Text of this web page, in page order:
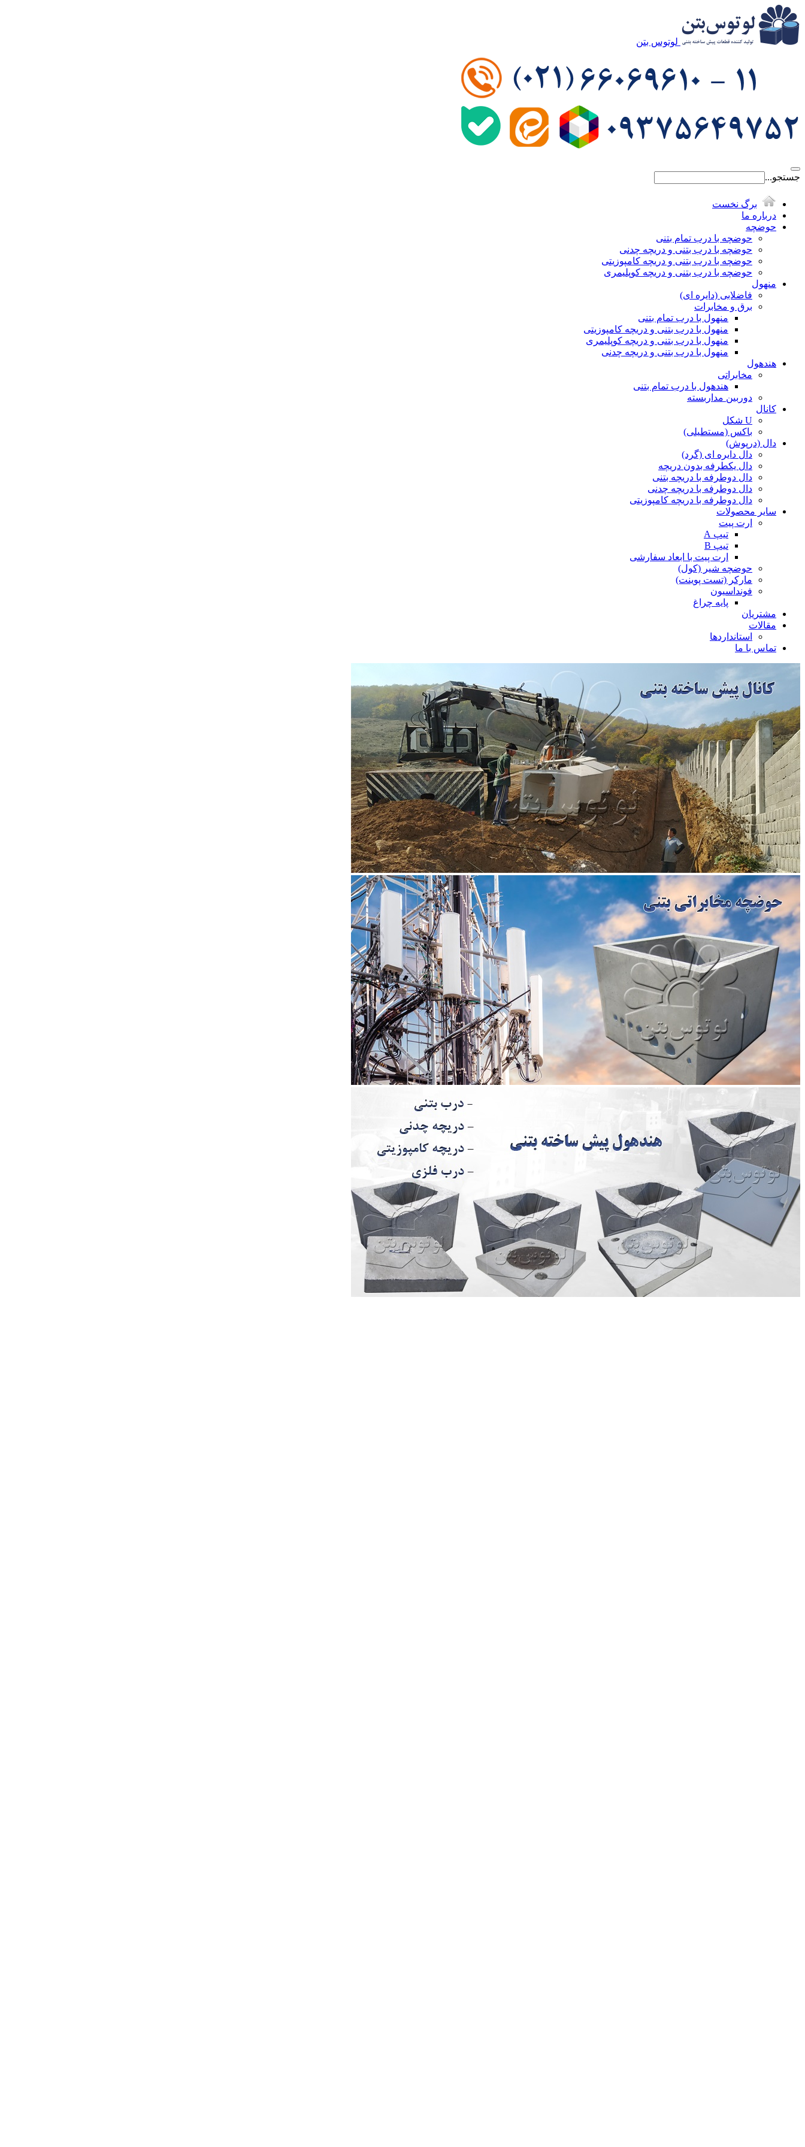
لوتوس بتن
جستجو...
برگ نخست
درباره ما
حوضچه
حوضچه با درب تمام بتنی
حوضچه با درب بتنی و دریچه چدنی
حوضچه با درب بتنی و دریچه کامپوزیتی
حوضچه با درب بتنی و دریچه کوپلیمری
منهول
فاضلابی (دایره ای)
برق و مخابرات
منهول با درب تمام بتنی
منهول با درب بتنی و دریچه کامپوزیتی
منهول با درب بتنی و دریچه کوپلیمری
منهول با درب بتنی و دریچه چدنی
هندهول
مخابراتی
هندهول با درب تمام بتنی
دوربین مداربسته
کانال
U شکل
باکس (مستطیلی)
دال (درپوش)
دال دایره ای (گرد)
دال یکطرفه بدون دریچه
دال دوطرفه با دریچه بتنی
دال دوطرفه با دریچه چدنی
دال دوطرفه با دریچه کامپوزیتی
سایر محصولات
ارت پیت
تیپ A
تیپ B
ارت پیت با ابعاد سفارشی
حوضچه شیر (کول)
مارکر (تست پوینت)
فونداسیون
پایه چراغ
مشتریان
مقالات
استانداردها
تماس با ما